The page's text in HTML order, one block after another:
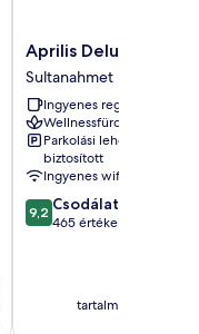
Aprilis
Deluxe
Hotel
Sultanahmet
Aprilis Deluxe Hotel
Sultanahmet
Ingyenes reggeli
Wellnessfürdő
Parkolási lehetőség
biztosított
Ingyenes wifi
9.2
ennyiből:
értékelés
9,2 Csodálatos
465 értékelés
tartalmazza az